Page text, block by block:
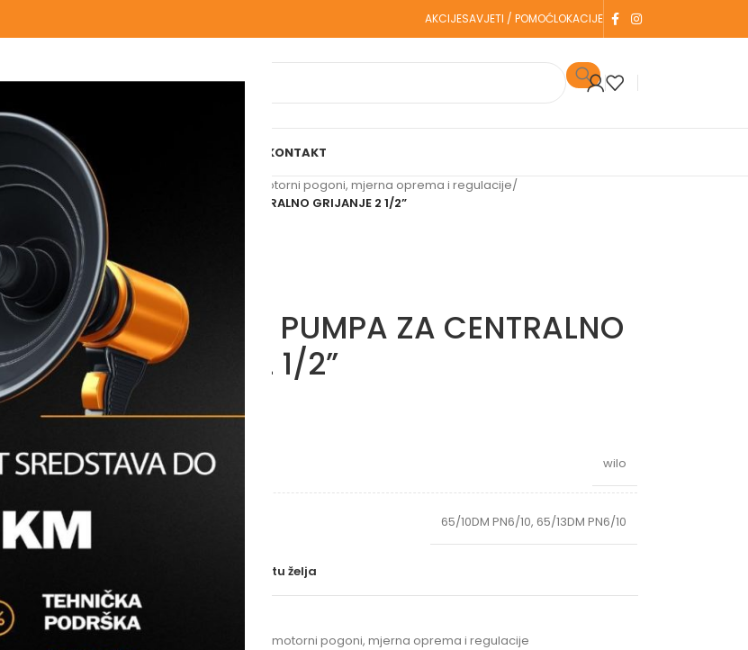
AKCIJESAVJETI / POMOĆLOKACIJE
O NAMANAŠE USLUGE KONTAKT
Početna Pumpe, motorni pogoni, mjerna oprema i regulacije/
WILO TOP S PUMPA ZA CENTRALNO GRIJANJE 2 1/2”
WILO TOP S PUMPA ZA CENTRALNO
GRIJANJE 2 1/2”
Molimo vas prijavite se
BRAND wilo
65/10DM PN6/10, 65/13DM PN6/10
Dodaj na listu želja
SKU:N/A
Pumpe, motorni pogoni, mjerna oprema i regulacije